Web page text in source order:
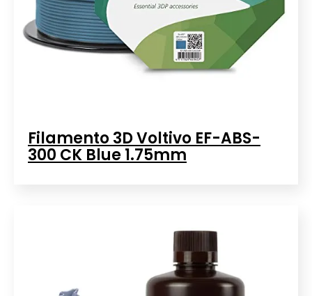
Filamento 3D Voltivo EF-ABS-
300 CK Blue 1.75mm